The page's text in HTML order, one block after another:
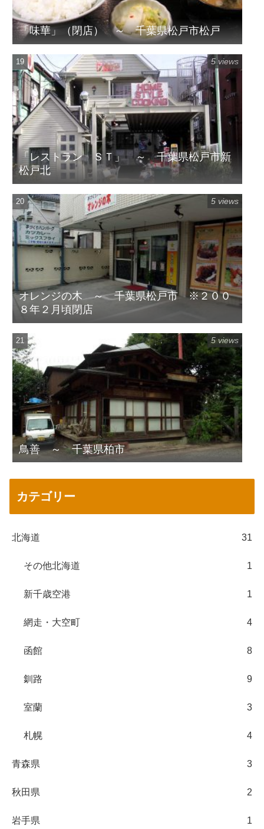
「味華」（閉店） ～ 千葉県松戸市松戸
「レストラン ＳＴ」 ～ 千葉県松戸市新
松戸北
5 views
オレンジの木 ～ 千葉県松戸市 ※２００
８年２月頃閉店
5 views
鳥善 ～ 千葉県柏市
5 views
カテゴリー
北海道 31
その他北海道 1
新千歳空港 1
網走・大空町 4
函館 8
釧路 9
室蘭 3
札幌 4
青森県 3
秋田県 2
岩手県 1